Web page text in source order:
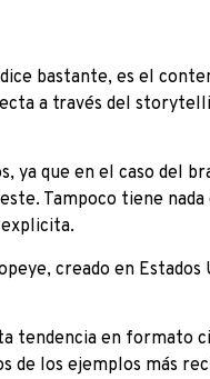
bastante, es el
a través del
que en el caso del
Tampoco tiene
creado en
tendencia en formato
de los ejemplos más